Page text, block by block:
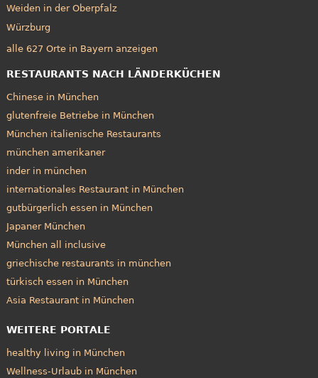
Weiden in der Oberpfalz
Würzburg
alle 627 Orte in Bayern anzeigen
RESTAURANTS NACH LÄNDERKÜCHEN
Chinese in München
glutenfreie Betriebe in München
München italienische Restaurants
münchen amerikaner
inder in münchen
internationales Restaurant in München
gutbürgerlich essen in München
Japaner München
München all inclusive
griechische restaurants in münchen
türkisch essen in München
Asia Restaurant in München
WEITERE PORTALE
healthy living in München
Wellness-Urlaub in München